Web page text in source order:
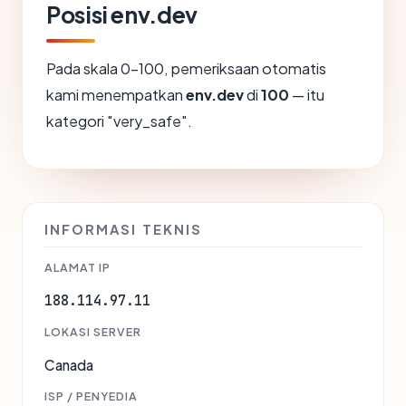
Posisi env.dev
Pada skala 0-100, pemeriksaan otomatis
kami menempatkanenv.devdi100 — itu
kategori "very_safe".
INFORMASI TEKNIS
ALAMAT IP
188.114.97.11
LOKASI SERVER
Canada
ISP / PENYEDIA